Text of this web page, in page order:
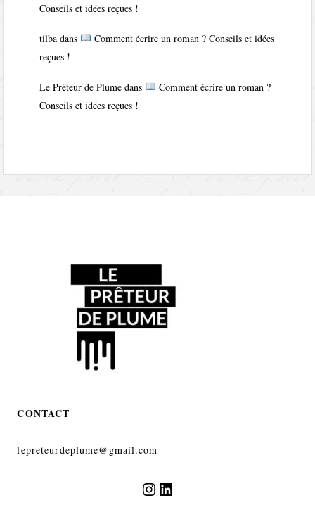
Conseils et idées reçues !
tilba dans
Comment écrire un roman ? Conseils et idées
reçues !
Le Prêteur de Plume dans
Comment écrire un roman ?
Conseils et idées reçues !
CONTACT
lepreteurdeplume@gmail.com
Instagram
LinkedIn